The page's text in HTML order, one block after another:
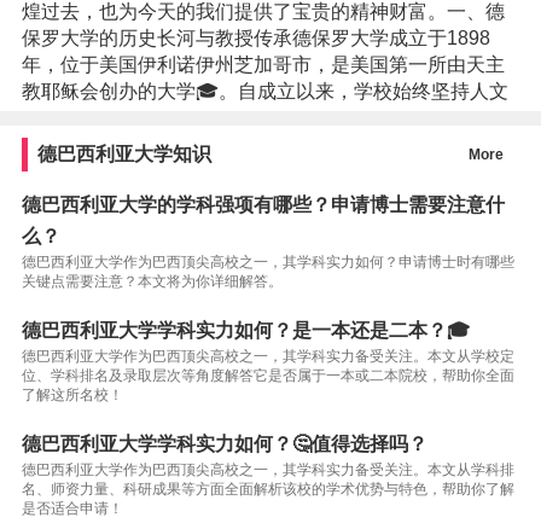
煌过去，也为今天的我们提供了宝贵的精神财富。一、德
保罗大学的历史长河与教授传承德保罗大学成立于1898
年，位于美国伊利诺伊州芝加哥市，是美国第一所由天主
教耶稣会创办的大学🎓。自成立以来，学校始终坚持人文
德巴西利亚大学知识 More
德巴西利亚大学的学科强项有哪些？申请博士需要注意什
么？
德巴西利亚大学作为巴西顶尖高校之一，其学科实力如何？申请博士时有哪些
关键点需要注意？本文将为你详细解答。
德巴西利亚大学学科实力如何？是一本还是二本？🎓
德巴西利亚大学作为巴西顶尖高校之一，其学科实力备受关注。本文从学校定
位、学科排名及录取层次等角度解答它是否属于一本或二本院校，帮助你全面
了解这所名校！
德巴西利亚大学学科实力如何？🤔值得选择吗？
德巴西利亚大学作为巴西顶尖高校之一，其学科实力备受关注。本文从学科排
名、师资力量、科研成果等方面全面解析该校的学术优势与特色，帮助你了解
是否适合申请！